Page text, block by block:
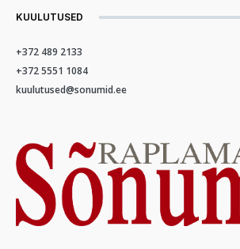
KUULUTUSED
+372 489 2133
+372 5551 1084
kuulutused@sonumid.ee